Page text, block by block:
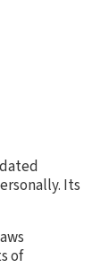
Its
of